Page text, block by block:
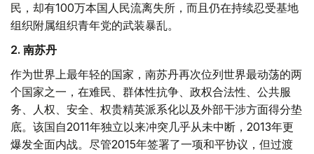
民，却有100万本国人民流离失所，而且仍在持续忍受基地
组织附属组织青年党的武装暴乱。
2. 南苏丹
作为世界上最年轻的国家，南苏丹再次位列世界最动荡的两
个国家之一，在难民、群体性抗争、政权合法性、公共服
务、人权、安全、权贵精英派系化以及外部干涉方面得分垫
底。该国自2011年独立以来冲突几乎从未中断，2013年更
爆发全面内战。尽管2015年签署了一项和平协议，但过渡